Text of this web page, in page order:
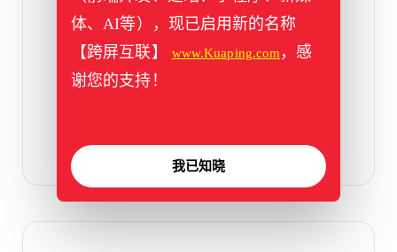
最近一个切图项目中，需要用到图片缩放效
了pinchzoom.js这款插件 […]
体、AI等），现已启用新的名称
【跨屏互联】
www.Kuaping.com ，感
谢您的支持！
我已知晓